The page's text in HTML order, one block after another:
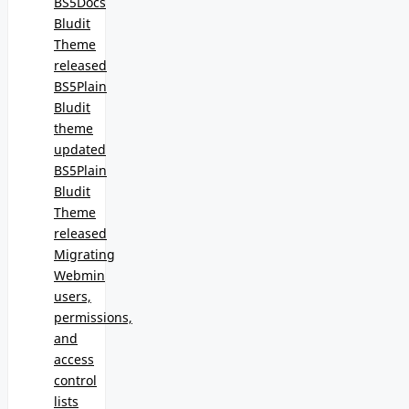
Bludit
Theme
released
BS5Plain
Bludit
theme
updated
BS5Plain
Bludit
Theme
released
Migrating
Webmin
users,
permissions,
and
access
control
lists